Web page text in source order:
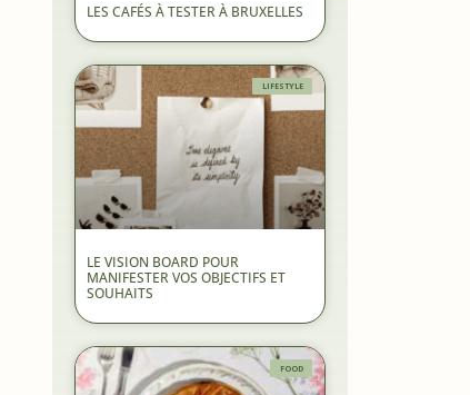
LES CAFÉS À TESTER À BRUXELLES
LIFESTYLE
LE VISION BOARD POUR
MANIFESTER VOS OBJECTIFS ET
SOUHAITS
FOOD